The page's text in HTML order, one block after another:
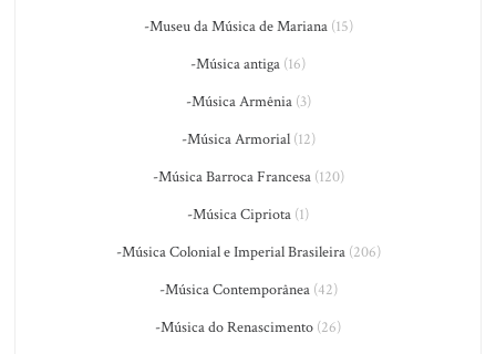
-Museu da Música de Mariana(15)
-Música antiga (16)
-Música Armênia(3)
-Música Armorial(12)
-Música Barroca Francesa(120)
-Música Cipriota (1)
-Música Colonial e Imperial Brasileira(206)
-Música Contemporânea(42)
-Música do Renascimento (26)